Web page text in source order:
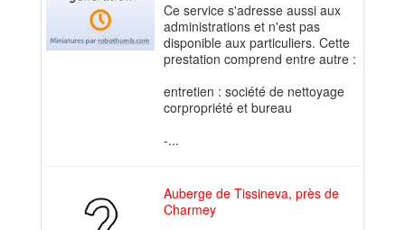
Ce service s'adresse aussi aux
administrations et n'est pas
disponible aux particuliers. Cette
prestation comprend entre autre :
entretien : société de nettoyage
corpropriété et bureau
-...
Auberge de Tissineva, près de
Charmey